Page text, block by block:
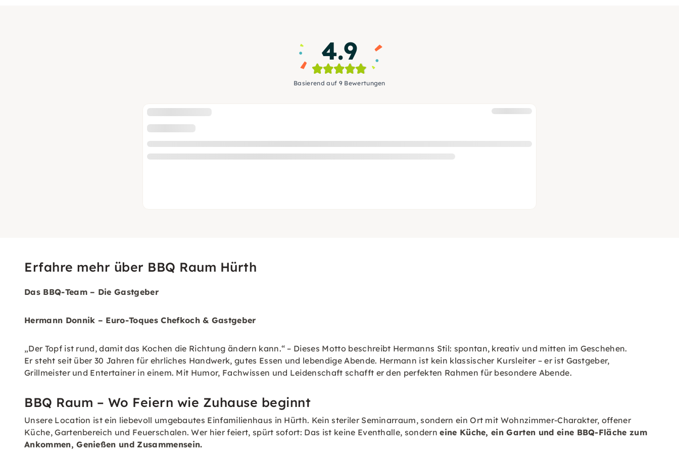
4.9
Basierend auf 9 Bewertungen
Erfahre mehr über BBQ Raum Hürth
Das BBQ-Team – Die Gastgeber
Hermann Donnik – Euro-Toques Chefkoch & Gastgeber
„Der Topf ist rund, damit das Kochen die Richtung ändern kann.“ – Dieses Motto beschreibt Hermanns Stil: spontan, kreativ und mitten im Geschehen.
Er steht seit über 30 Jahren für ehrliches Handwerk, gutes Essen und lebendige Abende. Hermann ist kein klassischer Kursleiter – er ist Gastgeber,
Grillmeister und Entertainer in einem. Mit Humor, Fachwissen und Leidenschaft schafft er den perfekten Rahmen für besondere Abende.
BBQ Raum – Wo Feiern wie Zuhause beginnt
Unsere Location ist ein liebevoll umgebautes Einfamilienhaus in Hürth. Kein steriler Seminarraum, sondern ein Ort mit Wohnzimmer-Charakter, offener
Küche, Gartenbereich und Feuerschalen. Wer hier feiert, spürt sofort: Das ist keine Eventhalle, sonderneine Küche, ein Garten und eine BBQ-Fläche zum
Ankommen, Genießen und Zusammensein.